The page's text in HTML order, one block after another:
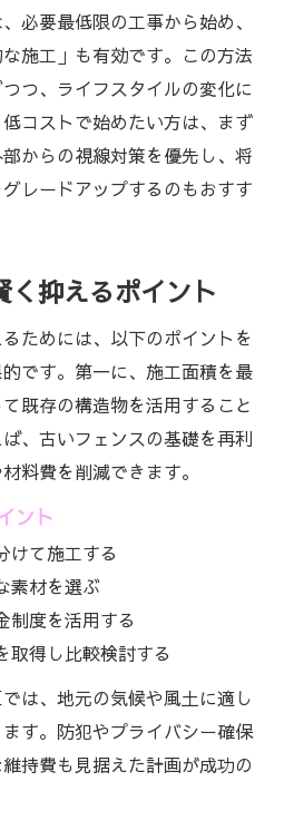
必要最低限の工事から始め、
施工」も有効です。この方法
つ、ライフスタイルの変化に
コストで始めたい方は、まず
からの視線対策を優先し、将
レードアップするのもおすす
く抑えるポイント
ためには、以下のポイントを
です。第一に、施工面積を最
既存の構造物を活用すること
、古いフェンスの基礎を再利
料費を削減できます。
ント
けて施工する
素材を選ぶ
制度を活用する
取得し比較検討する
は、地元の気候や風土に適し
す。防犯やプライバシー確保
持費も見据えた計画が成功の